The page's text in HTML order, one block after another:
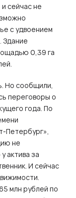
сейчас не
с удвоением
Здание
0,39 га
Но сообщили,
переговоры о
года. По
Петербург»,
не
актива за
И сейчас
млн рублей по